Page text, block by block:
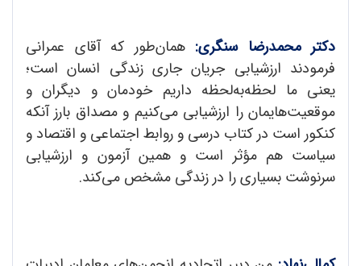
دکتر محمدرضا سنگری: همان‌طور که آقای عمرانی
فرمودند ارزشیابی جریان جاری زندگی انسان است؛
یعنی ما لحظه‌به‌لحظه داریم خودمان و دیگران و
موقعیت‌هایمان را ارزشیابی می‌‌کنیم و مصداق بارز آنکه
کنکور است در کتاب درسی و روابط اجتماعی و اقتصاد و
سیاست هم مؤثر است و همین آزمون و ارزشیابی
سرنوشت بسیاری را در زندگی مشخص می‌کند.